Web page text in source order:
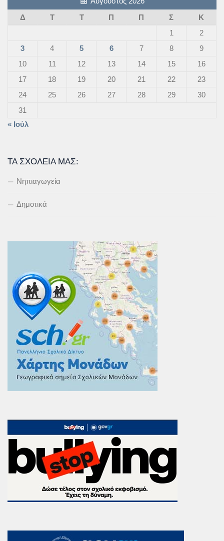
Δ
Τ Τ Π Π Σ
Κ
1
2
3
4 5 6 7 8
9
10
11 12 13 14 15
16
17
18 19 20 21 22
23
24
25 26 27 28 29
30
31
« Ιούλ
ΤΑ ΣΧΟΛΕΊΑ ΜΑΣ:
Νηπιαγωγεία
Δημοτικά